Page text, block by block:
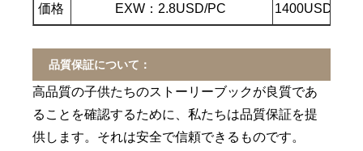
価格 EXW：2.8USD/PC 1400USD
品質保証について：
高品質の子供たちのストーリーブックが良質であ
ることを確認するために、私たちは品質保証を提
供します。それは安全で信頼できるものです。